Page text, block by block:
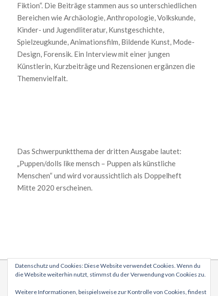
Fiktion“. Die Beiträge stammen aus so unterschiedlichen
Bereichen wie Archäologie, Anthropologie, Volkskunde,
Kinder- und Jugendliteratur, Kunstgeschichte,
Spielzeugkunde, Animationsfilm, Bildende Kunst, Mode-
Design, Forensik. Ein Interview mit einer jungen
Künstlerin, Kurzbeiträge und Rezensionen ergänzen die
Themenvielfalt.
Das Schwerpunktthema der dritten Ausgabe lautet:
„Puppen/dolls like mensch – Puppen als künstliche
Menschen“ und wird voraussichtlich als Doppelheft
Mitte 2020 erscheinen.
15
Datenschutz und Cookies: Diese Website verwendet Cookies. Wenn du
die Website weiterhin nutzt, stimmst du der Verwendung von Cookies zu.
Weitere Informationen, beispielsweise zur Kontrolle von Cookies, findest